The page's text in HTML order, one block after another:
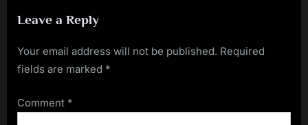
Leave a Reply
Your email address will not be published. Required
fields are marked *
Comment *